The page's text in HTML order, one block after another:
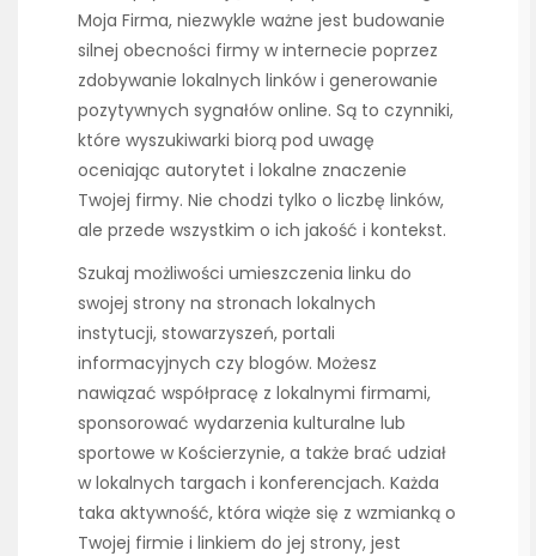
Moja Firma, niezwykle ważne jest budowanie
silnej obecności firmy w internecie poprzez
zdobywanie lokalnych linków i generowanie
pozytywnych sygnałów online. Są to czynniki,
które wyszukiwarki biorą pod uwagę
oceniając autorytet i lokalne znaczenie
Twojej firmy. Nie chodzi tylko o liczbę linków,
ale przede wszystkim o ich jakość i kontekst.
Szukaj możliwości umieszczenia linku do
swojej strony na stronach lokalnych
instytucji, stowarzyszeń, portali
informacyjnych czy blogów. Możesz
nawiązać współpracę z lokalnymi firmami,
sponsorować wydarzenia kulturalne lub
sportowe w Kościerzynie, a także brać udział
w lokalnych targach i konferencjach. Każda
taka aktywność, która wiąże się z wzmianką o
Twojej firmie i linkiem do jej strony, jest